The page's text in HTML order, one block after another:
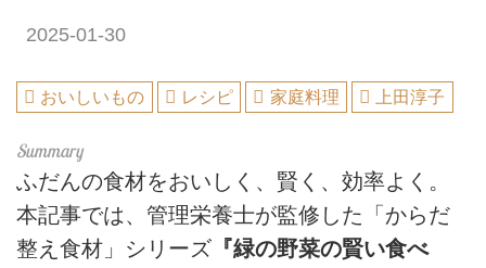
2025-01-30
おいしいもの レシピ 家庭料理 上田淳子
ふだんの食材をおいしく、賢く、効率よく。
本記事では、管理栄養士が監修した「からだ
整え食材」シリーズ 『緑の野菜の賢い食べ